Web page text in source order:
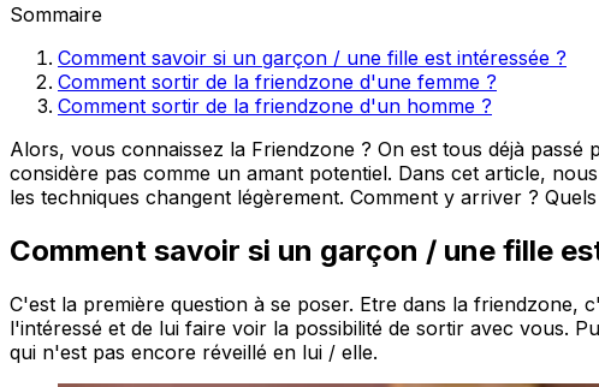
Sommaire
Comment savoir si un garçon / une fille est intéressée ?
Comment sortir de la friendzone d'une femme ?
Comment sortir de la friendzone d'un homme ?
Alors, vous connaissez la Friendzone ? On est tous déjà
considère pas comme un amant potentiel. Dans cet article,
les techniques changent légèrement. Comment y arriver ?
Comment savoir si un garçon / une fille
C'est la première question à se poser. Etre dans la
l'intéressé et de lui faire voir la possibilité de sortir avec vous.
qui n'est pas encore réveillé en lui / elle.